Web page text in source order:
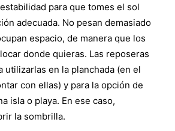
para que tomes el sol
adecuada. No pesan demasiado
espacio, de manera que los
donde quieras. Las reposeras
utilizarlas en la planchada (en el
con ellas) y para la opción de
isla o playa. En ese caso,
la sombrilla.